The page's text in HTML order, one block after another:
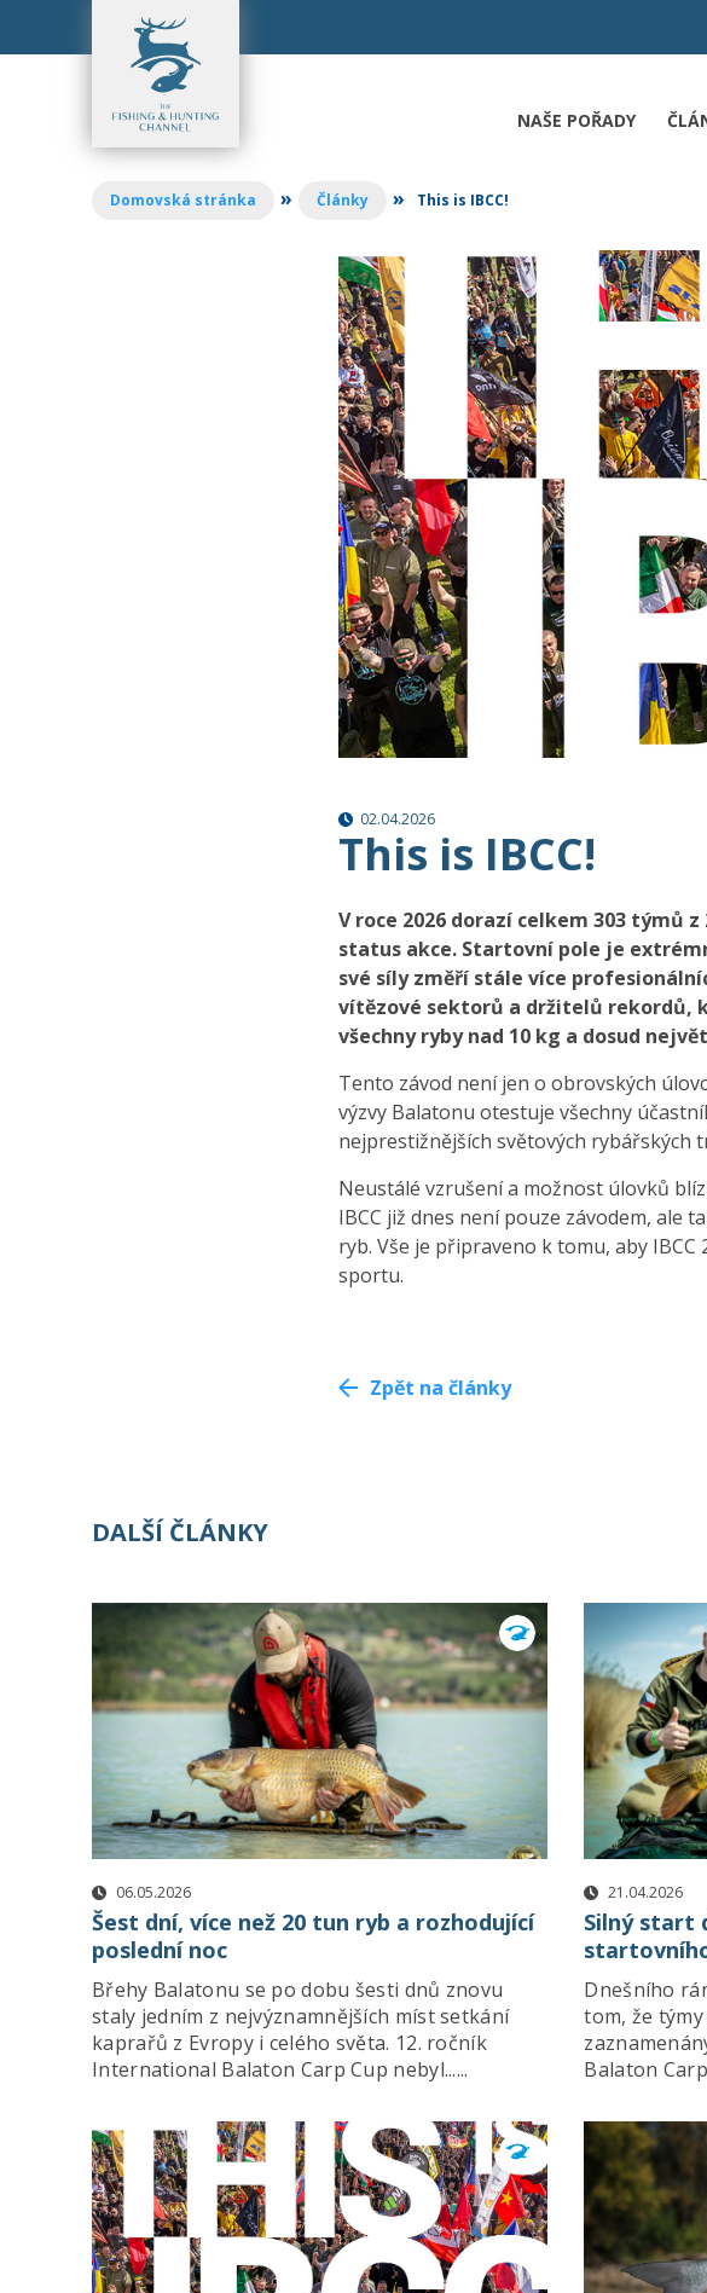
NAŠE POŘADY
Domovská stránka » Články » This is IBCC!
02.04.2026
This is IBCC!
V roce 2026 dorazí celkem 303 týmů
status akce. Startovní pole je
své síly změří stále více
vítězové sektorů a držitelů rekordů,
všechny ryby nad 10 kg a dosud
Tento závod není jen o obrovských
výzvy Balatonu otestuje všechny
nejprestižnějších světových rybářských
Neustálé vzrušení a možnost úlovků
IBCC již dnes není pouze závodem, ale
ryb. Vše je připraveno k tomu, aby
sportu.
Zpět na články
DALŠÍ ČLÁNKY
06.05.2026
Šest dní, více než 20 tun ryb a rozhodující
poslední noc
Břehy Balatonu se po dobu šesti dnů znovu
staly jedním z nejvýznamnějších míst setkání
kaprařů z Evropy i celého světa. 12. ročník
International Balaton Carp Cup nebyl......
21.04.2026
Silný start
Dnešního
tom, že
Balaton